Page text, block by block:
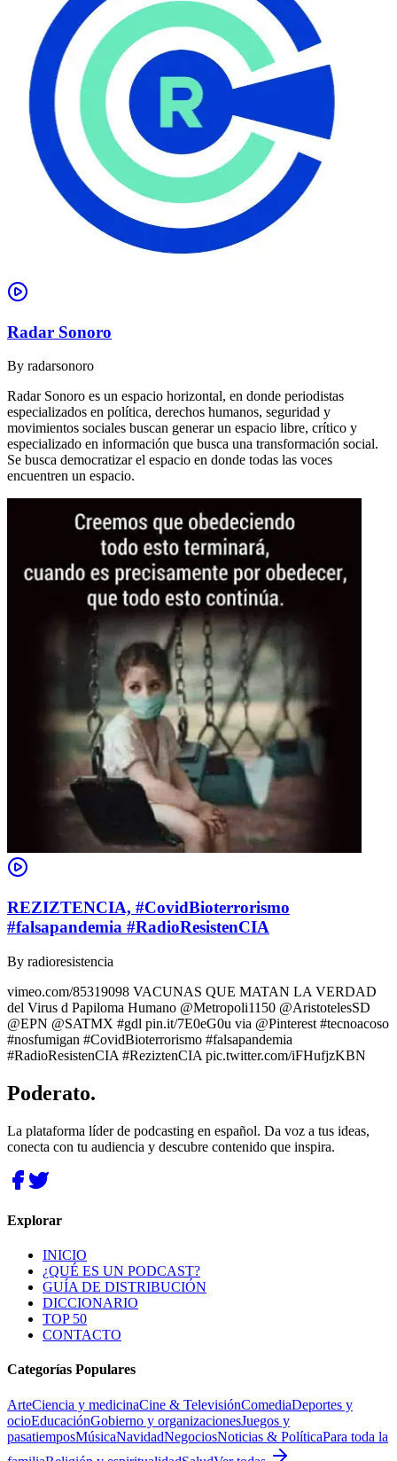
Radar Sonoro
By radarsonoro
Radar Sonoro es un espacio horizontal, en donde periodistas
especializados en política, derechos humanos, seguridad y
movimientos sociales buscan generar un espacio libre, crítico y
especializado en información que busca una transformación social.
Se busca democratizar el espacio en donde todas las voces
encuentren un espacio.
REZIZTENCIA, #CovidBioterrorismo
#falsapandemia #RadioResistenCIA
By radioresistencia
vimeo.com/85319098 VACUNAS QUE MATAN LA VERDAD
del Virus d Papiloma Humano @Metropoli1150 @AristotelesSD
@EPN @SATMX #gdl pin.it/7E0eG0u via @Pinterest #tecnoacoso
#nosfumigan #CovidBioterrorismo #falsapandemia
#RadioResistenCIA #ReziztenCIA pic.twitter.com/iFHufjzKBN
Poderato.
La plataforma líder de podcasting en español. Da voz a tus ideas,
conecta con tu audiencia y descubre contenido que inspira.
Explorar
INICIO
¿QUÉ ES UN PODCAST?
GUÍA DE DISTRIBUCIÓN
DICCIONARIO
TOP 50
CONTACTO
Categorías Populares
ArteCiencia y medicinaCine & TelevisiónComediaDeportes y
ocioEducaciónGobierno y organizacionesJuegos y
pasatiemposMúsicaNavidadNegociosNoticias & PolíticaPara toda la